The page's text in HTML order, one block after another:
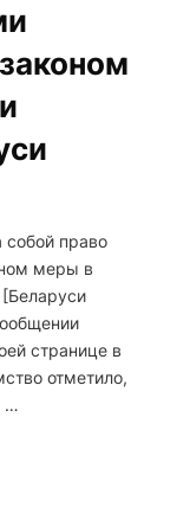
собой право
меры в
[Беларуси
странице в
отметило,
…